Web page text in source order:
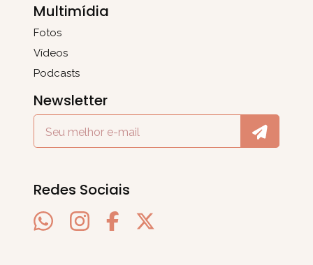
Multimídia
Fotos
Vídeos
Podcasts
Newsletter
Redes Sociais